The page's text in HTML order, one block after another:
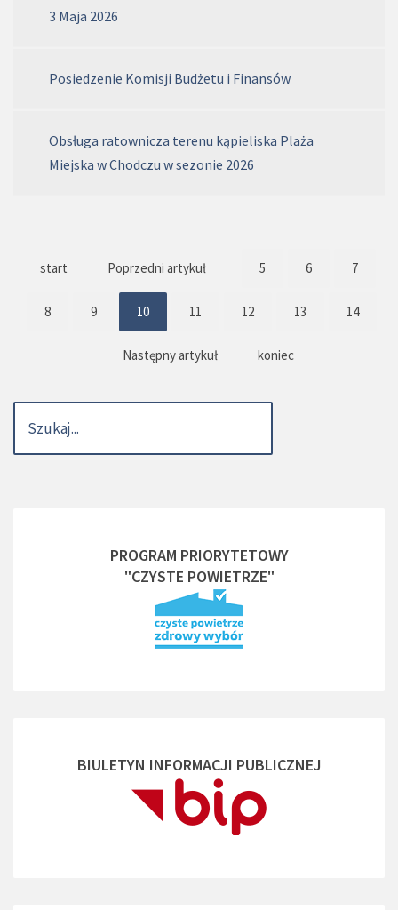
3 Maja 2026
Posiedzenie Komisji Budżetu i Finansów
Obsługa ratownicza terenu kąpieliska Plaża
Miejska w Chodczu w sezonie 2026
start Poprzedni artykuł 5 6 7
8 9 10 11 12 13 14
Następny artykuł koniec
PROGRAM PRIORYTETOWY
"CZYSTE POWIETRZE"
BIULETYN INFORMACJI PUBLICZNEJ